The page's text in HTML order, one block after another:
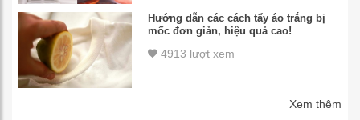
Hướng dẫn các cách tẩy áo trắng bị
mốc đơn giản, hiệu quả cao!
4913 lượt xem
Xem thêm